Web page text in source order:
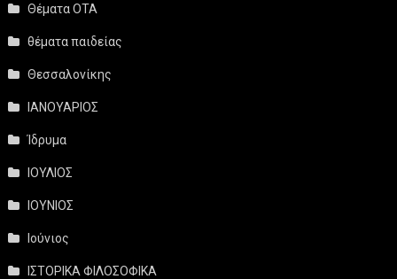
Θέματα ΟΤΑ
θέματα παιδείας
Θεσσαλονίκης
ΙΑΝΟΥΑΡΙΟΣ
Ίδρυμα
ΙΟΥΛΙΟΣ
ΙΟΥΝΙΟΣ
Ιούνιος
ΙΣΤΟΡΙΚΑ ΦΙΛΟΣΟΦΙΚΑ